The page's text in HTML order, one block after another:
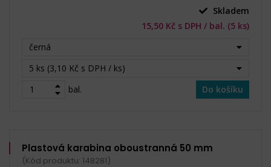
Skladem
15,50 Kč s DPH / bal. (5 ks)
černá
5 ks (3,10 Kč s DPH / ks)
bal.
Do košíku
Plastová karabina oboustranná 50 mm
(Kód produktu: 148281)